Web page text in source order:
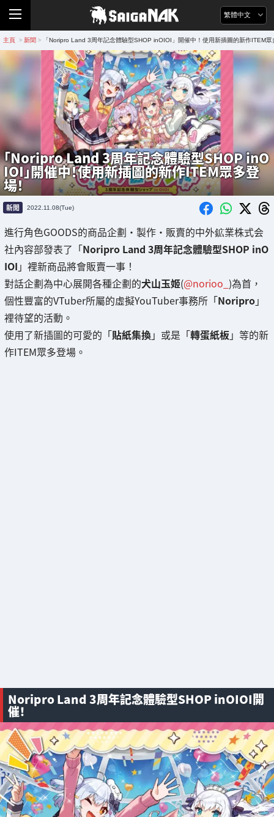
繁體中文
主頁 > 新聞 > 「Noripro Land 3周年記念體驗型SHOP inOIOI」開催中！使用新插圖的新作ITEM眾
「Noripro Land 3周年記念體驗型SHOP inO
IOI」開催中！使用新插圖的新作ITEM眾多登
場！
新聞 2022.11.08(Tue)
進行角色GOODS的商品企劃・製作・販賣的中外鉱業株式会
社內容部發表了「Noripro Land 3周年記念體驗型SHOP inO
IOI 」裡新商品將會販賣一事！
對話企劃為中心展開各種企劃的犬山玉姬(@norioo_ )為首，
個性豐富的VTuber所屬的虛擬YouTuber事務所「Noripro」
裡待望的活動。
使用了新插圖的可愛的「貼紙集換」或是「轉蛋紙板」等的新
作ITEM眾多登場。
Noripro Land 3周年記念體驗型SHOP inOIOI開
催！